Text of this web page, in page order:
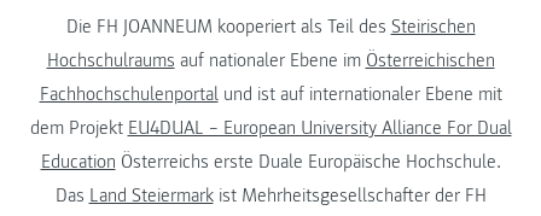
Die FH JOANNEUM kooperiert als Teil des Steirischen
Hochschulraums auf nationaler Ebene im Österreichischen
Fachhochschulenportalund ist auf internationaler Ebene mit
dem Projekt EU4DUAL – European University Alliance For Dual
Education Österreichs erste Duale Europäische Hochschule.
Das Land Steiermarkist Mehrheitsgesellschafter der FH